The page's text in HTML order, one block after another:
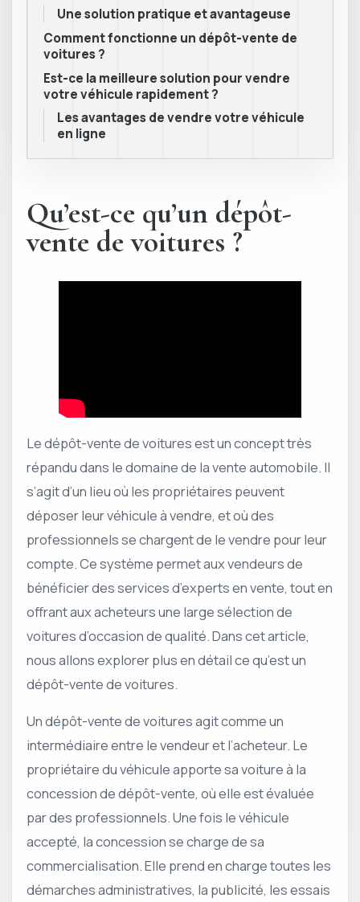
Une solution pratique et avantageuse
Comment fonctionne un dépôt-vente de
voitures ?
Est-ce la meilleure solution pour vendre
votre véhicule rapidement ?
Les avantages de vendre votre véhicule
en ligne
Qu’est-ce qu’un dépôt-
vente de voitures ?
Le dépôt-vente de voitures est un concept très
répandu dans le domaine de la vente automobile. Il
s’agit d’un lieu où les propriétaires peuvent
déposer leur véhicule à vendre, et où des
professionnels se chargent de le vendre pour leur
compte. Ce système permet aux vendeurs de
bénéficier des services d’experts en vente, tout en
offrant aux acheteurs une large sélection de
voitures d’occasion de qualité. Dans cet article,
nous allons explorer plus en détail ce qu’est un
dépôt-vente de voitures.
Un dépôt-vente de voitures agit comme un
intermédiaire entre le vendeur et l’acheteur. Le
propriétaire du véhicule apporte sa voiture à la
concession de dépôt-vente, où elle est évaluée
par des professionnels. Une fois le véhicule
accepté, la concession se charge de sa
commercialisation. Elle prend en charge toutes les
démarches administratives, la publicité, les essais